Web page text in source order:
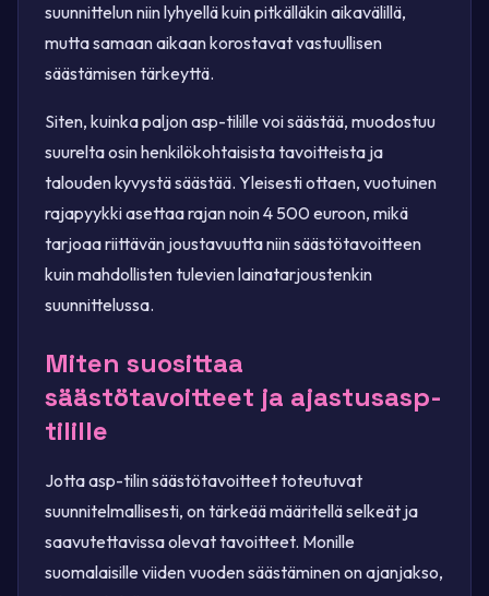
suunnittelun niin lyhyellä kuin pitkälläkin aikavälillä,
mutta samaan aikaan korostavat vastuullisen
säästämisen tärkeyttä.
Siten, kuinka paljon asp-tilille voi säästää, muodostuu
suurelta osin henkilökohtaisista tavoitteista ja
talouden kyvystä säästää. Yleisesti ottaen, vuotuinen
rajapyykki asettaa rajan noin 4 500 euroon, mikä
tarjoaa riittävän joustavuutta niin säästötavoitteen
kuin mahdollisten tulevien lainatarjoustenkin
suunnittelussa.
Miten suosittaa
säästötavoitteet ja ajastusasp-
tilille
Jotta asp-tilin säästötavoitteet toteutuvat
suunnitelmallisesti, on tärkeää määritellä selkeät ja
saavutettavissa olevat tavoitteet. Monille
suomalaisille viiden vuoden säästäminen on ajanjakso,